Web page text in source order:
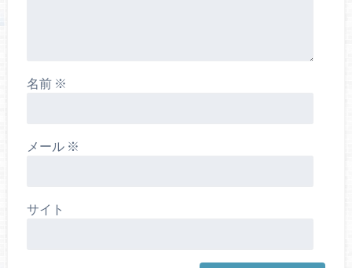
名前 ※
メール ※
サイト